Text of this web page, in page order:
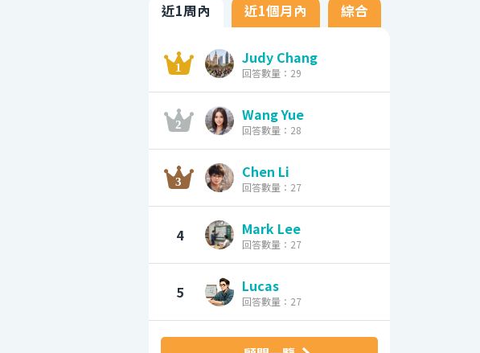
近1周內 近1個月內 綜合
Judy Chang
回答數量：29
Wang Yue
回答數量：28
Chen Li
回答數量：27
4 Mark Lee
回答數量：27
5 Lucas
回答數量：27